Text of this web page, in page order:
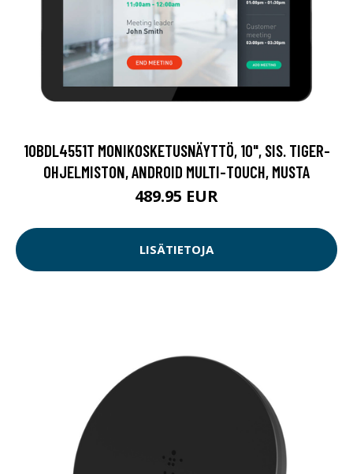
10BDL4551T MONIKOSKETUSNÄYTTÖ, 10", SIS. TIGER-
OHJELMISTON, ANDROID MULTI-TOUCH, MUSTA
489.95 EUR
LISÄTIETOJA